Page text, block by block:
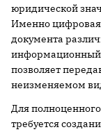
юридической
Именно цифровая
документа
информационный
позволяет
неизменяемом
Для
требуется